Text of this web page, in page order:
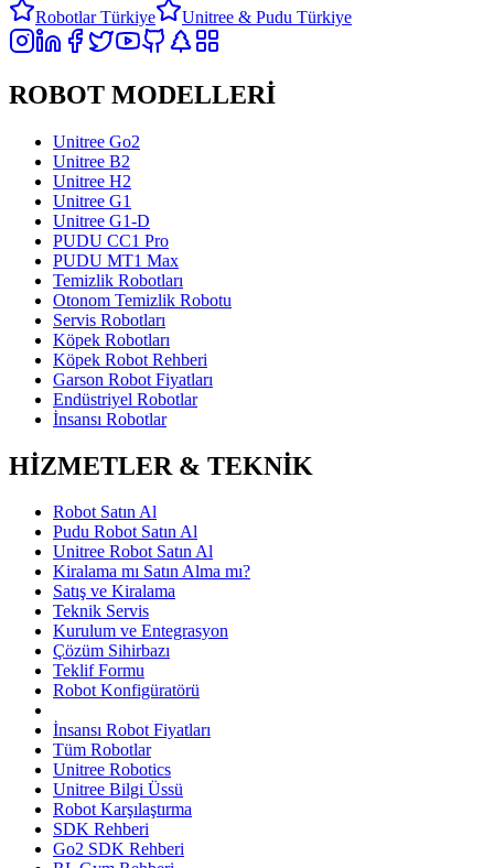
Robotlar Türkiye
Unitree & Pudu Türkiye
ROBOT MODELLERİ
Unitree Go2
Unitree B2
Unitree H2
Unitree G1
Unitree G1-D
PUDU CC1 Pro
PUDU MT1 Max
Temizlik Robotları
Otonom Temizlik Robotu
Servis Robotları
Köpek Robotları
Köpek Robot Rehberi
Garson Robot Fiyatları
Endüstriyel Robotlar
İnsansı Robotlar
HİZMETLER & TEKNİK
Robot Satın Al
Pudu Robot Satın Al
Unitree Robot Satın Al
Kiralama mı Satın Alma mı?
Satış ve Kiralama
Teknik Servis
Kurulum ve Entegrasyon
Çözüm Sihirbazı
Teklif Formu
Robot Konfigüratörü
İnsansı Robot Fiyatları
Tüm Robotlar
Unitree Robotics
Unitree Bilgi Üssü
Robot Karşılaştırma
SDK Rehberi
Go2 SDK Rehberi